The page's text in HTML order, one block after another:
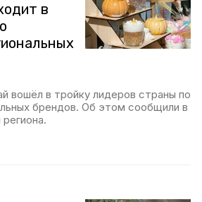
в
вошёл в тройку лидеров страны по
брендов. Об этом сообщили в